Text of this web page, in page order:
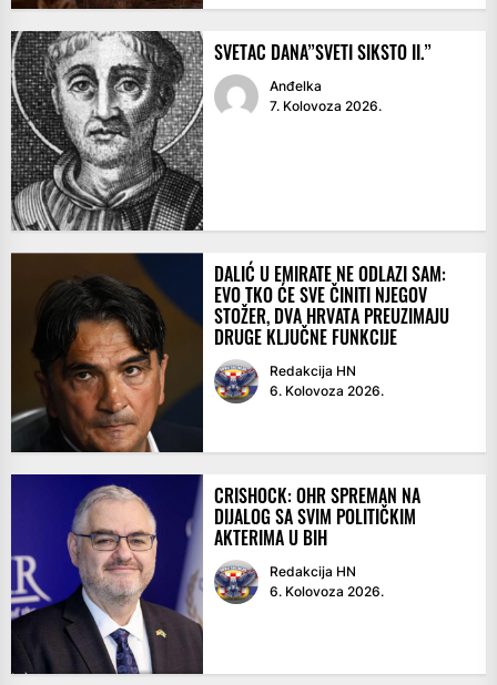
SVETAC DANA”SVETI SIKSTO II.”
Anđelka
7. Kolovoza 2026.
DALIĆ U EMIRATE NE ODLAZI SAM:
EVO TKO ĆE SVE ČINITI NJEGOV
STOŽER, DVA HRVATA PREUZIMAJU
DRUGE KLJUČNE FUNKCIJE
Redakcija HN
6. Kolovoza 2026.
CRISHOCK: OHR SPREMAN NA
DIJALOG SA SVIM POLITIČKIM
AKTERIMA U BIH
Redakcija HN
6. Kolovoza 2026.